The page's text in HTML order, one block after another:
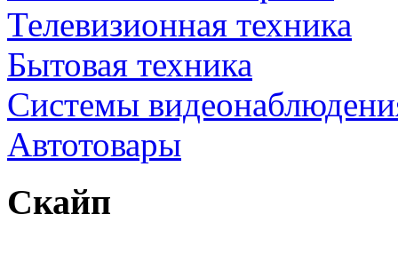
Телевизионная техника
Бытовая техника
Cистемы
Автотовары
Скайп